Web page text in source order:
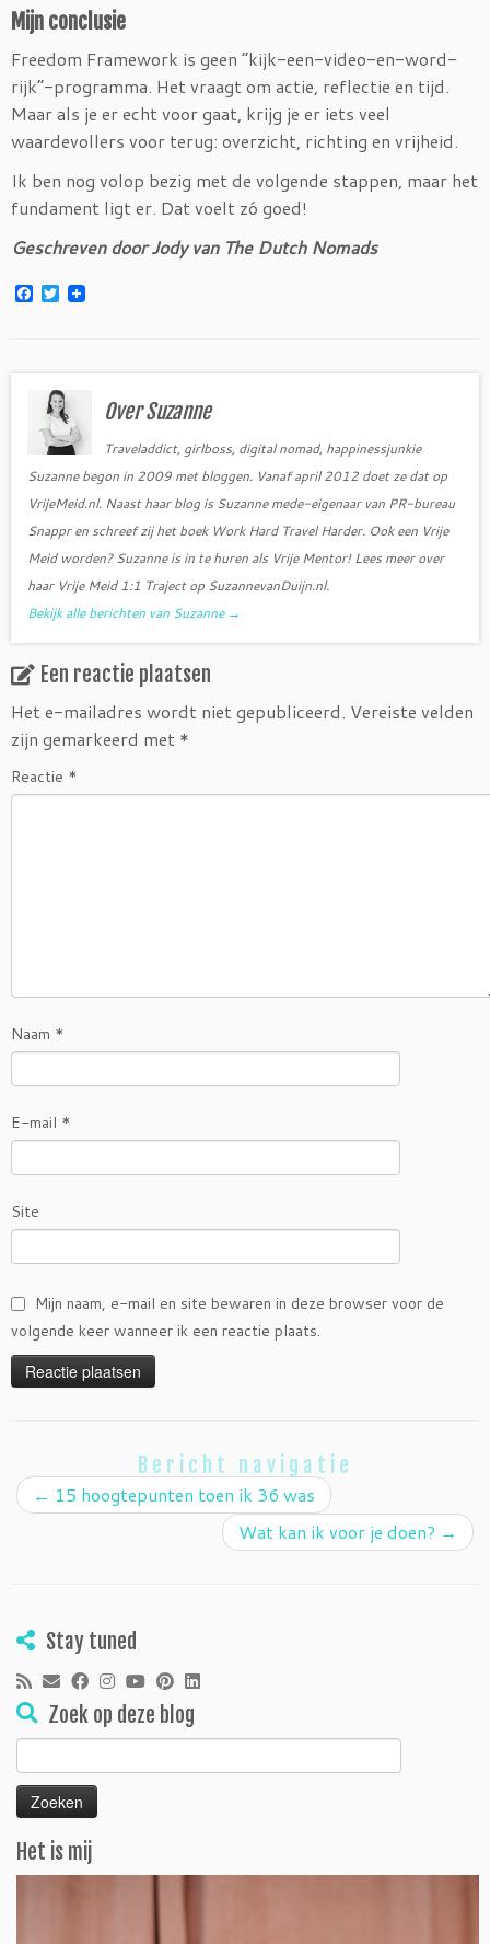
Mijn conclusie
Freedom Framework is geen “kijk-een-video-en-word-
rijk”-programma. Het vraagt om actie, reflectie en tijd.
Maar als je er echt voor gaat, krijg je er iets veel
waardevollers voor terug: overzicht, richting en vrijheid.
Ik ben nog volop bezig met de volgende stappen, maar het
fundament ligt er. Dat voelt zó goed!
Geschreven door Jody van The Dutch Nomads
F
o
T
w
e
r
Over Suzanne
Traveladdict, girlboss, digital nomad, happinessjunkie
Suzanne begon in 2009 met bloggen. Vanaf april 2012 doet ze dat op
VrijeMeid.nl. Naast haar blog is Suzanne mede-eigenaar van PR-bureau
Snappr en schreef zij het boek Work Hard Travel Harder. Ook een Vrije
Meid worden? Suzanne is in te huren als Vrije Mentor! Lees meer over
haar Vrije Meid 1:1 Traject op SuzannevanDuijn.nl.
Bekijk alle berichten van Suzanne →
Een reactie plaatsen
Het e-mailadres wordt niet gepubliceerd. Vereiste velden
zijn gemarkeerd met *
Reactie *
Naam *
E-mail *
Site
Mijn naam, e-mail en site bewaren in deze browser voor de
volgende keer wanneer ik een reactie plaats.
Bericht navigatie
← 15 hoogtepunten toen ik 36 was
Wat kan ik voor je doen? →
Stay tuned
Zoek op deze blog
Zoeken
naar:
Het is mij